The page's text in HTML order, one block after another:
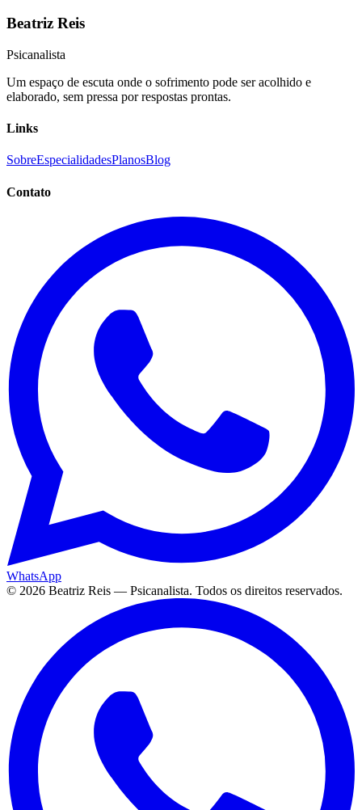
Beatriz Reis
Psicanalista
Um espaço de escuta onde o sofrimento pode ser acolhido e
elaborado, sem pressa por respostas prontas.
Links
SobreEspecialidadesPlanosBlog
Contato
WhatsApp
© 2026 Beatriz Reis — Psicanalista. Todos os direitos reservados.